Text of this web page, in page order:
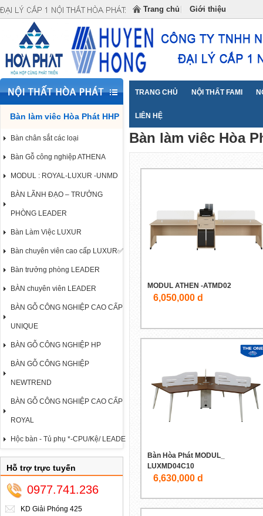
Trang chủ Giới thiệu
Đại lý cấp 1 Nội Thất Hòa Phát cung cấp NỘI THẤT
TRANG CHỦ NỘI THẤT FAMI
LIÊN HỆ
Bàn làm viêc Hòa Phát HHP
Bàn chân sắt các loại
Bàn Gỗ công nghiệp ATHENA
MODUL : ROYAL-LUXUR -UNMD
BÀN LÃNH ĐẠO – TRƯỞNG
PHÒNG LEADER
Bàn Làm Việc LUXUR
Bàn chuyên viên cao cấp LUXUR✅
Bàn trưởng phòng LEADER
BÀN chuyên viên LEADER
BÀN GỖ CÔNG NGHIỆP CAO CẤP
UNIQUE
BÀN GỖ CÔNG NGHIỆP HP
BÀN GỖ CÔNG NGHIỆP
NEWTREND
BÀN GỖ CÔNG NGHIỆP CAO CẤP
ROYAL
Hộc bàn - Tủ phụ *-CPU/Kệ/ LEADE
Hỗ trợ trực tuyến
0977.741.236
KD Giải Phóng 425
Trang chủ
Bàn làm viêc Hòa
MODUL ATHEN -ATMD02
6,050,000 d
Bàn Hòa Phát MODUL_
LUXMD04C10
6,630,000 d